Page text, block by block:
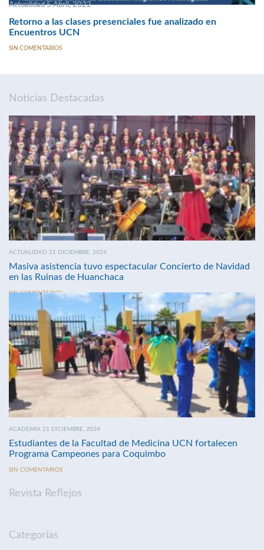
Actualidad 5 Abril, 2022
Retorno a las clases presenciales fue analizado en
Encuentros UCN
SIN COMENTARIOS
Noticias Destacadas
ACTUALIDAD 21 DICIEMBRE, 2024
Masiva asistencia tuvo espectacular Concierto de Navidad
en las Ruinas de Huanchaca
SIN COMENTARIOS
ACADEMIA 21 DICIEMBRE, 2024
Estudiantes de la Facultad de Medicina UCN fortalecen
Programa Campeones para Coquimbo
SIN COMENTARIOS
Revista Reflejos
Categorías